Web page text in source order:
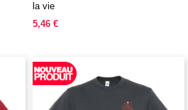
la vie
5,46 €